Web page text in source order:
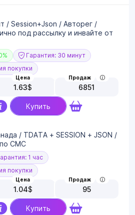
/ Session+Json / Авторег /
под рассылку и инвайте от
Гарантия: 30 минут
покупки
Цена
1.63$
Продаж
6851
Купить
/ TDATA + SESSION + JSON /
СМС
1 час
покупки
Цена
1.04$
Продаж
95
Купить